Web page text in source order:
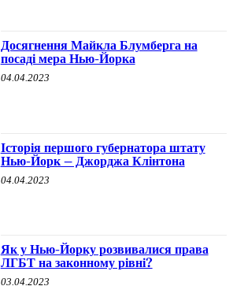
Досягнення Майкла Блумберга на
посаді мера Нью-Йорка
04.04.2023
Історія першого губернатора штату
Нью-Йорк – Джорджа Клінтона
04.04.2023
Як у Нью-Йорку розвивалися права
ЛГБТ на законному рівні?
03.04.2023